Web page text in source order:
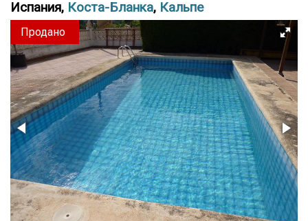
Испания, Коста-Бланка, Кальпе
Продано